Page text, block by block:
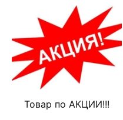
Товар по АКЦИИ!!!